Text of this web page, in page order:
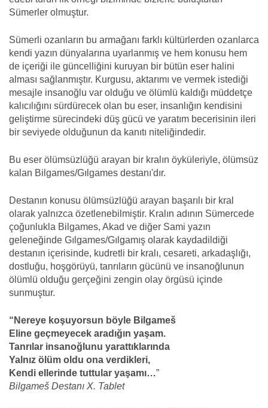
Sümerler olmuştur.
Sümerli ozanların bu armağanı farklı kültürlerden ozanlarca
kendi yazın dünyalarına uyarlanmış ve hem konusu hem
de içeriği ile güncelliğini kuruyan bir bütün eser halini
alması sağlanmıştır. Kurgusu, aktarımı ve vermek istediği
mesajle insanoğlu var olduğu ve ölümlü kaldığı müddetçe
kalıcılığını sürdürecek olan bu eser, insanlığın kendisini
geliştirme sürecindeki düş gücü ve yaratım becerisinin ileri
bir seviyede olduğunun da kanıtı niteliğindedir.
Bu eser ölümsüzlüğü arayan bir kralın öyküleriyle, ölümsüz
kalan Bilgames/Gılgames destanı'dır.
Destanın konusu ölümsüzlüğü arayan başarılı bir kral
olarak yalnızca özetlenebilmiştir. Kralın adının Sümercede
çoğunlukla Bilgames, Akad ve diğer Sami yazın
geleneğinde Gılgames/Gılgamış olarak kaydadildiği
destanın içerisinde, kudretli bir kralı, cesareti, arkadaşlığı,
dostluğu, hoşgörüyü, tanrıların gücünü ve insanoğlunun
ölümlü olduğu gerçeğini zengin olay örgüsü içinde
sunmuştur.
“Nereye koşuyorsun böyle Bilgameš
Eline geçmeyecek aradığın yaşam.
Tanrılar insanoğlunu yarattıklarında
Yalnız ölüm oldu ona verdikleri,
Kendi ellerinde tuttular yaşamı…”
Bilgameš Destanı X. Tablet